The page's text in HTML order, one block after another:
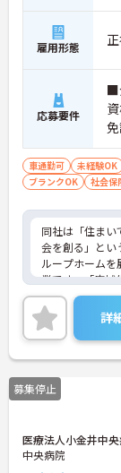
雇用形態
応募要件
■
車通勤可 未経験OK
ブランクOK
社会保
同社は「住ま
会を創る」とい
ループホームを
業です。「広域
数施設を横断的
フのサポートを
最新設備とバリ
体的負担が少な
とで高い給与水
日の確保や、献
効率化など、ワ
います。複数
メント視点は、
ャリアアップに
詳
募集停止
医療法人小金井中
中央病院